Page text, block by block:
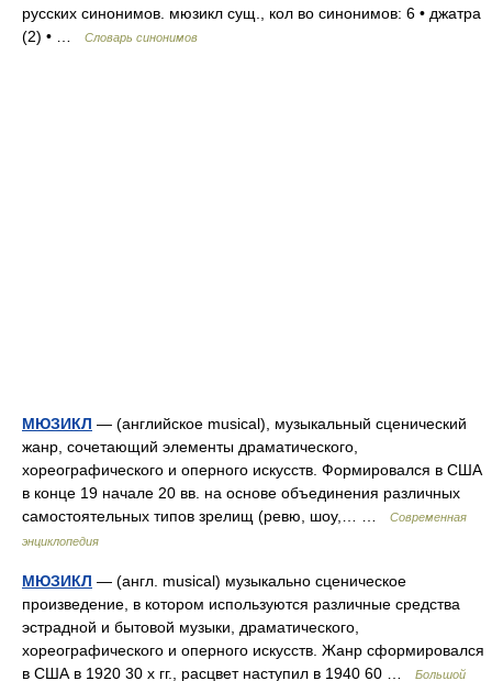
русских синонимов. мюзикл сущ., кол во синонимов: 6 • джатра
(2) • …
Словарь синонимов
МЮЗИКЛ — (английское musical), музыкальный сценический
жанр, сочетающий элементы драматического,
хореографического и оперного искусств. Формировался в США
в конце 19 начале 20 вв. на основе объединения различных
самостоятельных типов зрелищ (ревю, шоу,… …
Современная
энциклопедия
МЮЗИКЛ — (англ. musical) музыкально сценическое
произведение, в котором используются различные средства
эстрадной и бытовой музыки, драматического,
хореографического и оперного искусств. Жанр сформировался
в США в 1920 30 х гг., расцвет наступил в 1940 60 …
Большой